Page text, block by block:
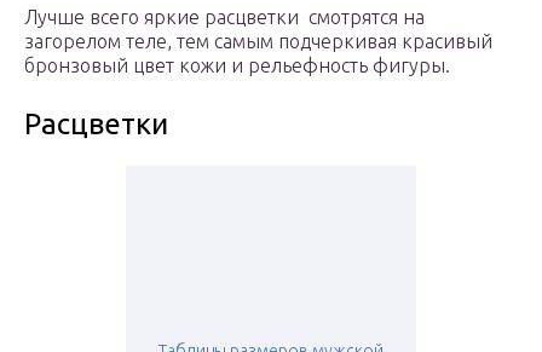
Лучше всего яркие расцветки смотрятся на
загорелом теле, тем самым подчеркивая красивый
бронзовый цвет кожи и рельефность фигуры.
Расцветки